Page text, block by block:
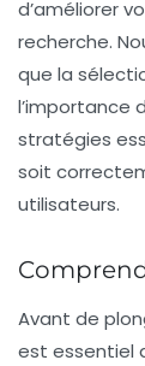
d’améliorer
recherche.
que la
l’importance
stratégies
soit
utilisateurs.
Avant de
est essentiel